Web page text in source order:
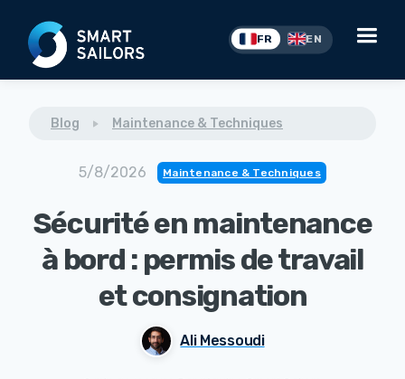
FR EN
Blog Maintenance & Techniques
5/8/2026 Maintenance & Techniques
Sécurité en maintenance
à bord : permis de travail
et consignation
Ali Messoudi